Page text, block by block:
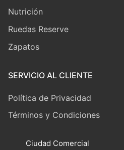
Nutrición
Ruedas Reserve
Zapatos
SERVICIO AL CLIENTE
Política de Privacidad
Términos y Condiciones
Ciudad Comercial